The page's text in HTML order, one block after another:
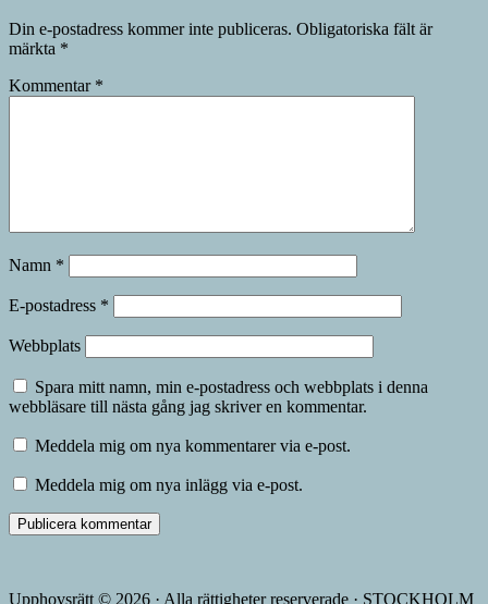
Din e-postadress kommer inte publiceras. Obligatoriska fält är
märkta *
Kommentar *
Namn *
E-postadress *
Webbplats
Spara mitt namn, min e-postadress och webbplats i denna
webbläsare till nästa gång jag skriver en kommentar.
Meddela mig om nya kommentarer via e-post.
Meddela mig om nya inlägg via e-post.
Upphovsrätt © 2026 · Alla rättigheter reserverade · STOCKHOLM